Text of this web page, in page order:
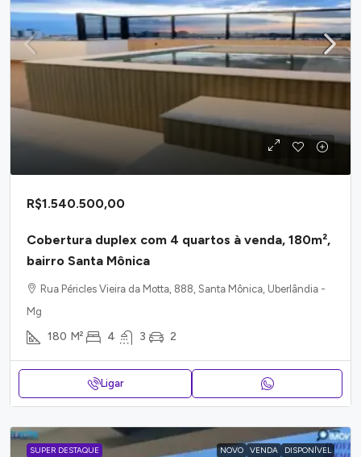
R$1.540.500,00
Cobertura duplex com 4 quartos à venda, 180m²,
bairro Santa Mônica
Rua Péricles Vieira da Motta, 888, Santa Mônica, Uberlândia -
Mg
180 M² 4 3 2
Ligar
SUPER DESTAQUE NOVO VENDA DISPONÍVEL